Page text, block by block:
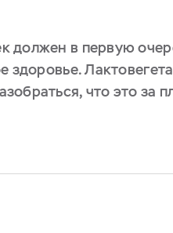
должен в первую
здоровье.
что это за